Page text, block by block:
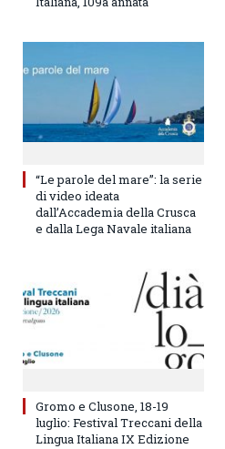
“Le parole del mare”: la serie
di video ideata
dall’Accademia della Crusca
e dalla Lega Navale italiana
Gromo e Clusone, 18-19
luglio: Festival Treccani della
Lingua Italiana IX Edizione